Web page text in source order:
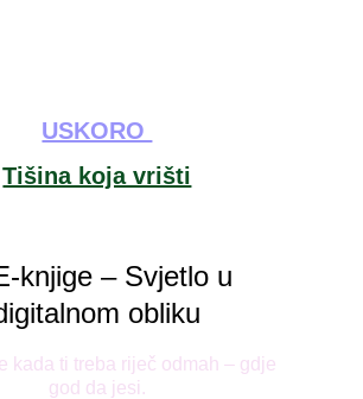
Tišina koja vrišti
USKORO
kada ti treba riječ odmah – gdje
god da jesi.
knjige – Svjetlo u
obliku